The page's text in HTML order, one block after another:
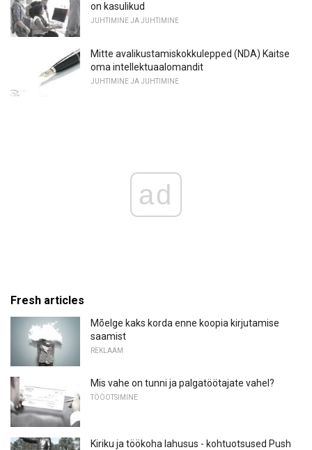
on kasulikud
JUHTIMINE JA JUHTIMINE
Mitte avalikustamiskokkulepped (NDA) Kaitse
oma intellektuaalomandit
JUHTIMINE JA JUHTIMINE
ad
Fresh articles
Mõelge kaks korda enne koopia kirjutamise
saamist
REKLAAM
Mis vahe on tunni ja palgatöötajate vahel?
TÖÖOTSIMINE
Kiriku ja töökoha lahusus - kohtuotsused Push